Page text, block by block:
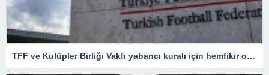
TFF ve Kulüpler Birliği Vakfı yabancı kuralı için hemfikir oldu! Kritik toplantıdan önemli kararlar çıktı